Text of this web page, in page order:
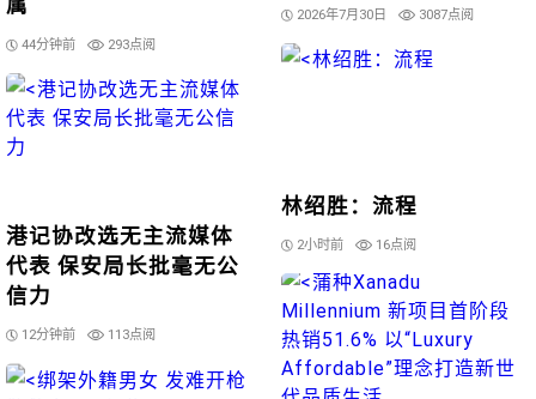
属
44分钟前 293点阅
2026年7月30日 3087点阅
林绍胜：流程
2小时前 16点阅
港记协改选无主流媒体
代表 保安局长批毫无公
信力
12分钟前 113点阅